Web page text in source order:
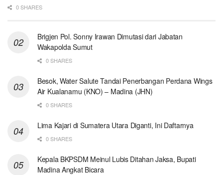
0 SHARES
Brigjen Pol. Sonny Irawan Dimutasi dari Jabatan
Wakapolda Sumut
0 SHARES
Besok, Water Salute Tandai Penerbangan Perdana Wings
Air Kualanamu (KNO) – Madina (JHN)
0 SHARES
Lima Kajari di Sumatera Utara Diganti, Ini Daftarnya
0 SHARES
Kepala BKPSDM Meinul Lubis Ditahan Jaksa, Bupati
Madina Angkat Bicara